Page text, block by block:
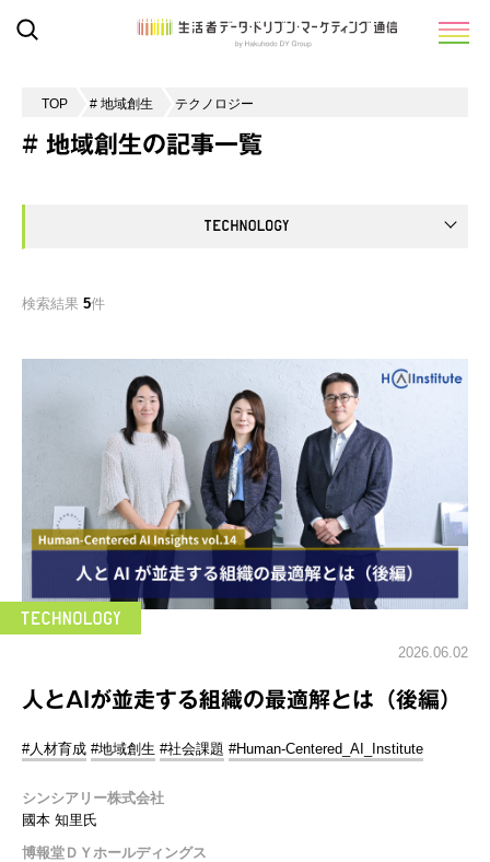
TOP # 地域創生 テクノロジー
# 地域創生の記事一覧
検索結果 5件
2026.06.02
人とAIが並走する組織の最適解とは（後編）
#人材育成 #地域創生 #社会課題 #Human-Centered_AI_Institute
シンシアリー株式会社
國本 知里氏
博報堂ＤＹホールディングス